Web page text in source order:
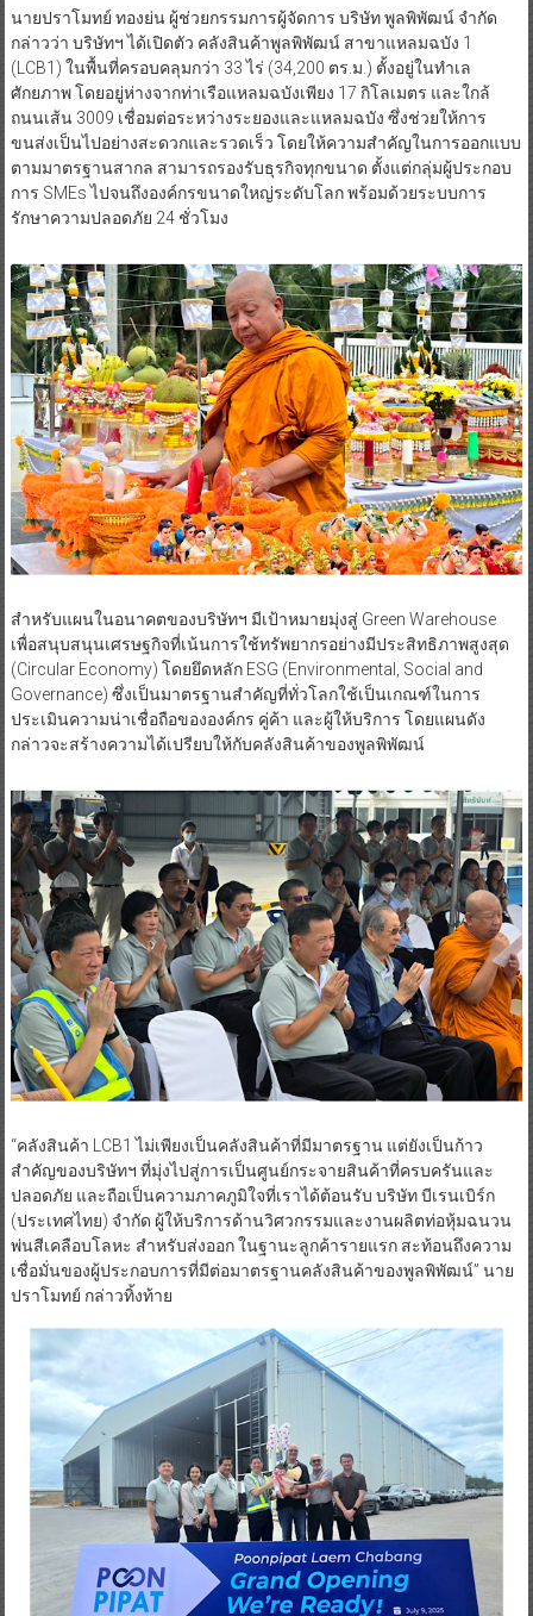
นายปราโมทย์ ทองย่น ผู้ช่วยกรรมการผู้จัดการ บริษัท พูลพิพัฒน์ จำกัด
กล่าวว่า บริษัทฯ ได้เปิดตัว คลังสินค้าพูลพิพัฒน์ สาขาแหลมฉบัง 1
(LCB1) ในพื้นที่ครอบคลุมกว่า 33 ไร่ (34,200 ตร.ม.) ตั้งอยู่ในทำเล
ศักยภาพ โดยอยู่ห่างจากท่าเรือแหลมฉบังเพียง 17 กิโลเมตร และใกล้
ถนนเส้น 3009 เชื่อมต่อระหว่างระยองและแหลมฉบัง ซึ่งช่วยให้การ
ขนส่งเป็นไปอย่างสะดวกและรวดเร็ว โดยให้ความสำคัญในการออกแบบ
ตามมาตรฐานสากล สามารถรองรับธุรกิจทุกขนาด ตั้งแต่กลุ่มผู้ประกอบ
การ SMEs ไปจนถึงองค์กรขนาดใหญ่ระดับโลก พร้อมด้วยระบบการ
รักษาความปลอดภัย 24 ชั่วโมง
สำหรับแผนในอนาคตของบริษัทฯ มีเป้าหมายมุ่งสู่ Green Warehouse
เพื่อสนุบสนุนเศรษฐกิจที่เน้นการใช้ทรัพยากรอย่างมีประสิทธิภาพสูงสุด
(Circular Economy) โดยยึดหลัก ESG (Environmental, Social and
Governance) ซึ่งเป็นมาตรฐานสำคัญที่ทั่วโลกใช้เป็นเกณฑ์ในการ
ประเมินความน่าเชื่อถือขององค์กร คู่ค้า และผู้ให้บริการ โดยแผนดัง
กล่าวจะสร้างความได้เปรียบให้กับคลังสินค้าของพูลพิพัฒน์
“คลังสินค้า LCB1 ไม่เพียงเป็นคลังสินค้าที่มีมาตรฐาน แต่ยังเป็นก้าว
สำคัญของบริษัทฯ ที่มุ่งไปสู่การเป็นศูนย์กระจายสินค้าที่ครบครันและ
ปลอดภัย และถือเป็นความภาคภูมิใจที่เราได้ต้อนรับ บริษัท บีเรนเบิร์ก
(ประเทศไทย) จำกัด ผู้ให้บริการด้านวิศวกรรมและงานผลิตท่อหุ้มฉนวน
พ่นสีเคลือบโลหะ สำหรับส่งออก ในฐานะลูกค้ารายแรก สะท้อนถึงความ
เชื่อมั่นของผู้ประกอบการที่มีต่อมาตรฐานคลังสินค้าของพูลพิพัฒน์” นาย
ปราโมทย์ กล่าวทิ้งท้าย